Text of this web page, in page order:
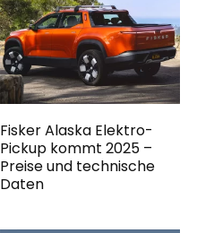
Fisker Alaska Elektro-
Pickup kommt 2025 –
Preise und technische
Daten